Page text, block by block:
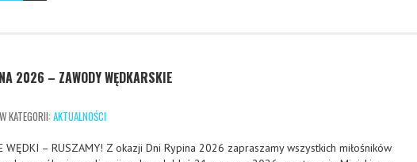
2026 – ZAWODY WĘDKARSKIE
KATEGORII: AKTUALNOŚCI
WĘDKI – RUSZAMY! Z okazji Dni Rypina 2026 zapraszamy wszystkich miłośników